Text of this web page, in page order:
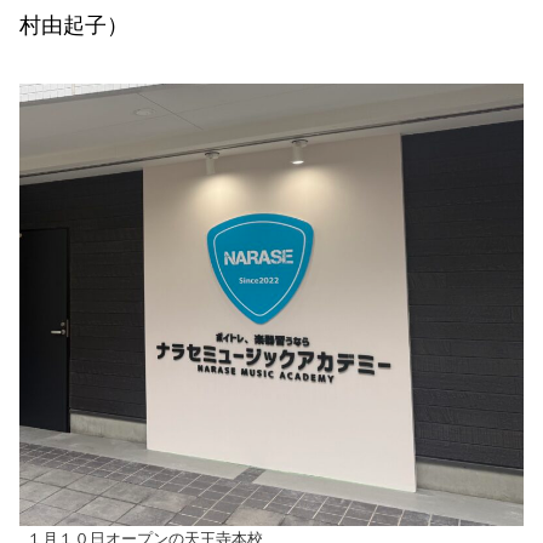
村由起子）
１月１０日オープンの天王寺本校